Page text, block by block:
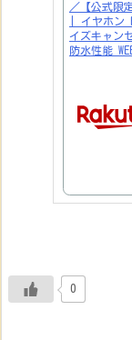
／【公式限
| イヤホン
イズキャン
防水性能
0